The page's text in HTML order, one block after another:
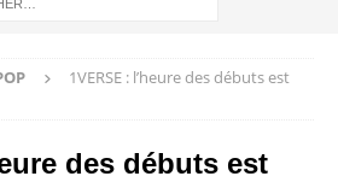
1VERSE : l’heure des débuts est
des débuts est